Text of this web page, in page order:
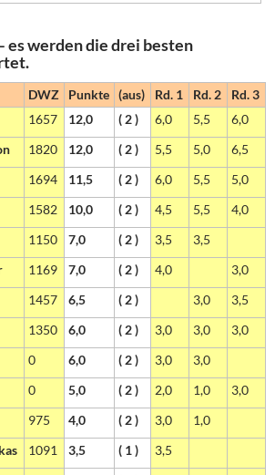
es werden die drei besten
DWZ Punkte (aus) Rd. 1 Rd. 2
Rd. 3
1657 12,0 ( 2 ) 6,0 5,5
6,0
1820 12,0 ( 2 ) 5,5 5,0
6,5
1694 11,5 ( 2 ) 6,0 5,5
5,0
1582 10,0 ( 2 ) 4,5 5,5
4,0
1150 7,0 ( 2 ) 3,5
3,5
1169 7,0 ( 2 ) 4,0
3,0
1457 6,5 ( 2 ) 3,0
3,5
1350 6,0 ( 2 ) 3,0 3,0
3,0
0 6,0 ( 2 ) 3,0
3,0
0 5,0 ( 2 ) 2,0 1,0
3,0
975 4,0 ( 2 ) 3,0
1,0
1091 3,5 ( 1 )
3,5